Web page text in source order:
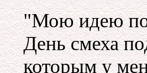
"Мою идею
День смеха
которым у